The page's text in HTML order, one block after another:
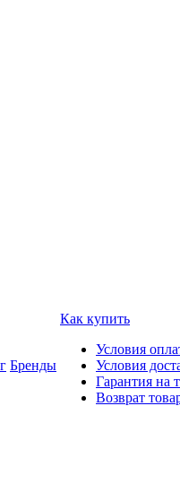
Бренды
Как купить
Условия
Условия
Гарантия на
Возврат